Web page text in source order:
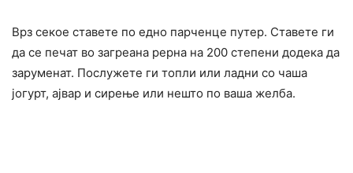
Врз секое ставете по едно парченце путер. Ставете ги
да се печат во загреана рерна на 200 степени додека да
заруменат. Послужете ги топли или ладни со чаша
јогурт, ајвар и сирење или нешто по ваша желба.